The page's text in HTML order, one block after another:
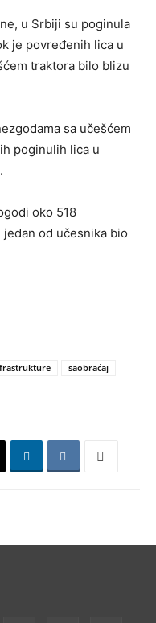
u Srbiji su poginula
je povređenih lica u
traktora bilo blizu
sa učešćem
poginulih lica u
oko 518
od učesnika bio
saobraćaj